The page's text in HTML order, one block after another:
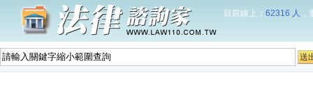
目前線上： 62316 人